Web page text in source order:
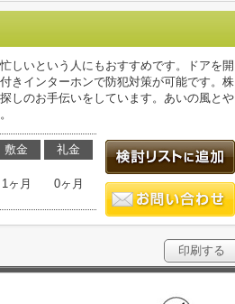
しいという人にもおすすめです。ドアを開
きインターホンで防犯対策が可能です。株
しのお手伝いをしています。あいの風とや
敷金
1ヶ月
礼金
0ヶ月
印刷する